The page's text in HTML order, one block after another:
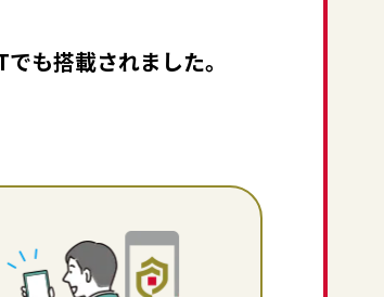
も搭載されました。